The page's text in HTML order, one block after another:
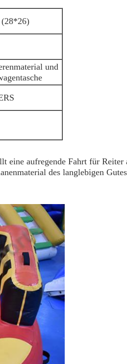
und
eine aufregende Fahrt für
des langlebigen